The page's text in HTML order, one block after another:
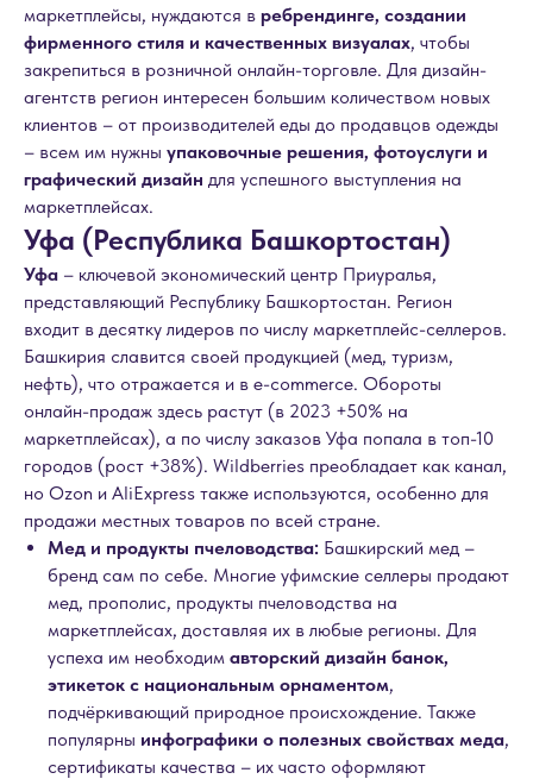
маркетплейсы, нуждаются в ребрендинге, создании
фирменного стиля и качественных визуалах, чтобы
закрепиться в розничной онлайн-торговле. Для дизайн-
агентств регион интересен большим количеством новых
клиентов – от производителей еды до продавцов одежды
– всем им нужны упаковочные решения, фотоуслуги и
графический дизайн для успешного выступления на
маркетплейсах.
Уфа (Республика Башкортостан)
Уфа – ключевой экономический центр Приуралья,
представляющий Республику Башкортостан. Регион
входит в десятку лидеров по числу маркетплейс-селлеров.
Башкирия славится своей продукцией (мед, туризм,
нефть), что отражается и в e-commerce. Обороты
онлайн-продаж здесь растут (в 2023 +50% на
маркетплейсах), а по числу заказов Уфа попала в топ-10
городов (рост +38%). Wildberries преобладает как канал,
но Ozon и AliExpress также используются, особенно для
продажи местных товаров по всей стране.
Мед и продукты пчеловодства: Башкирский мед –
бренд сам по себе. Многие уфимские селлеры продают
мед, прополис, продукты пчеловодства на
маркетплейсах, доставляя их в любые регионы. Для
успеха им необходим авторский дизайн банок,
этикеток с национальным орнаментом,
подчёркивающий природное происхождение. Также
популярны инфографики о полезных свойствах меда,
сертификаты качества – их часто оформляют